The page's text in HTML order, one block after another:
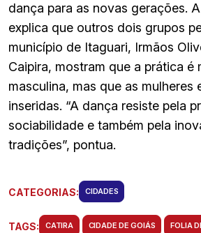
dança para as novas gerações.
explica que outros dois grupos
município de Itaguari, Irmãos
Caipira, mostram que a prática é
masculina, mas que as mulheres
inseridas. “A dança resiste pela
sociabilidade e também pela
tradições”, pontua.
CATEGORIAS: CIDADES
TAGS: CATIRA CIDADE DE GOIÁS FOLIA